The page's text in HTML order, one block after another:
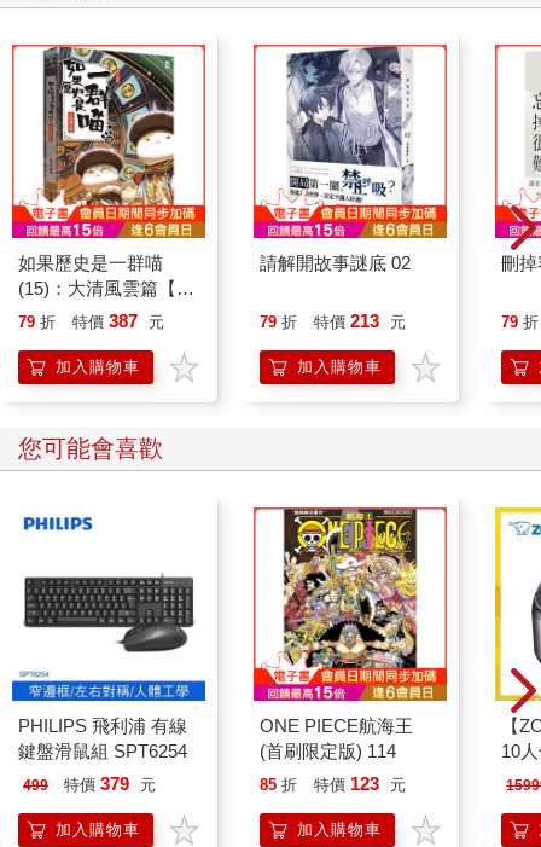
如果歷史是一群喵
(15)：大清風雲篇【萌
貓漫畫學歷史】
79 折 特價 387 元
加入購物車
請解開故事謎底 02
79 折 特價 213 元
加入購物車
刪
79 折
您可能會喜歡
PHILIPS 飛利浦 有線
鍵盤滑鼠組 SPT6254
499 特價 379 元
加入購物車
ONE PIECE航海王
(首刷限定版) 114
85 折 特價 123 元
加入購物車
【
10
微